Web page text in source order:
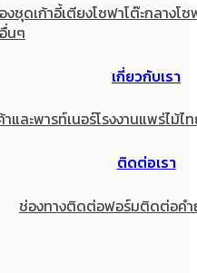
งชุดเก้าอี้เตียงโซฟาโต๊ะกลางโซ
นๆ
เกี่ยวกับเรา
และพารท์เนอร์โรงงานแพร่ไม้ไ
ติดต่อเรา
ช่องทางติดต่อฟอร์มติดต่อค